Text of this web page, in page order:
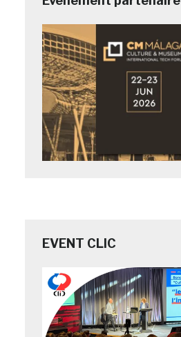
EVENT CLIC